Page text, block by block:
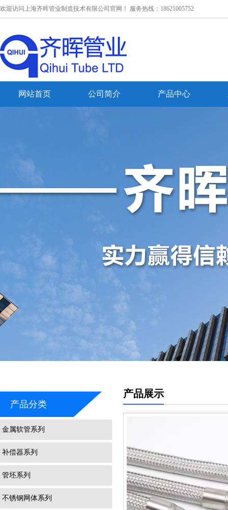
欢迎访问上海齐晖管业制造技术有限公司官网！ 服务热线：18621005752
网站首页 公司简介 产品中心
产品分类
金属软管系列
补偿器系列
管坯系列
不锈钢网体系列
产品展示